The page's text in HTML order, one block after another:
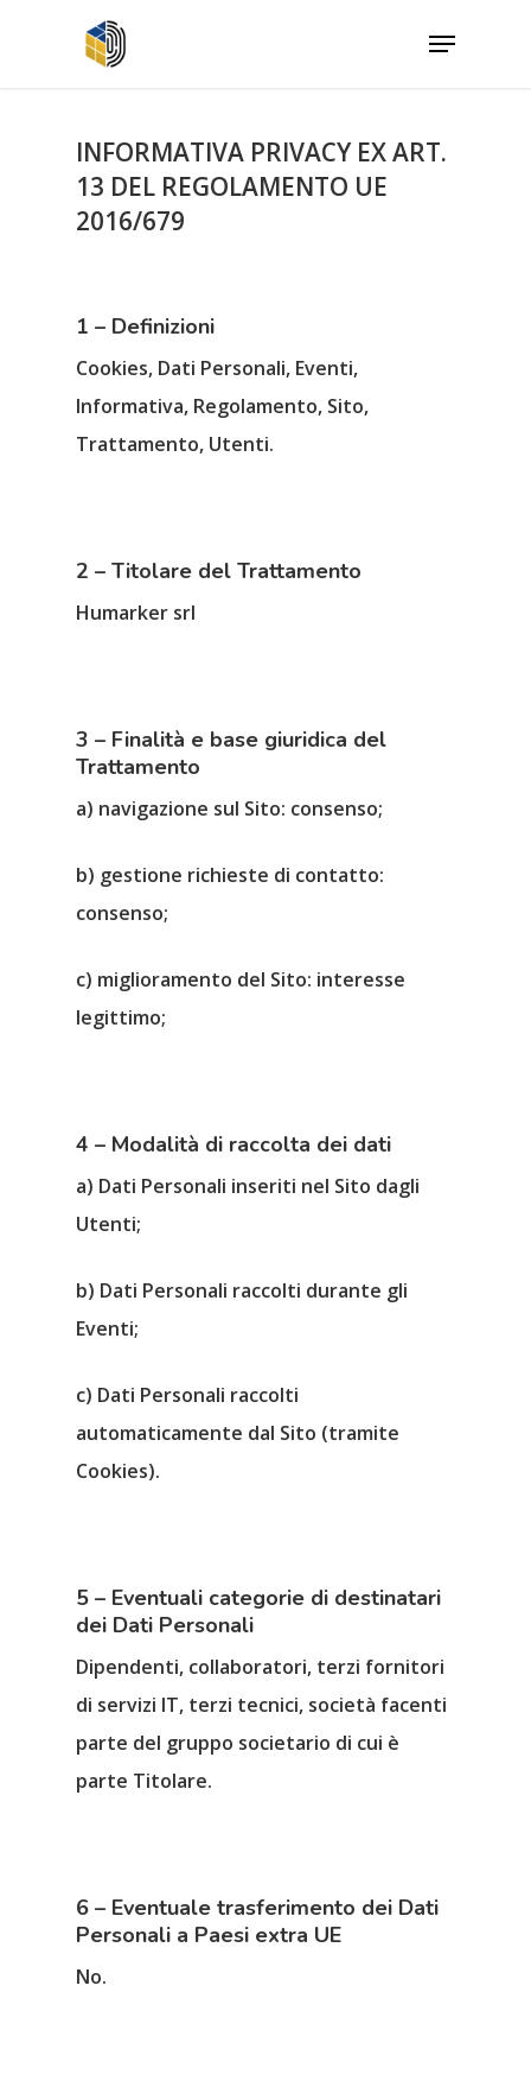
INFORMATIVA PRIVACY EX ART.
13 DEL REGOLAMENTO UE
2016/679
1 – Definizioni
Cookies, Dati Personali, Eventi,
Informativa, Regolamento, Sito,
Trattamento, Utenti.
2 – Titolare del Trattamento
Humarker srl
3 – Finalità e base giuridica del
Trattamento
a) navigazione sul Sito: consenso;
b) gestione richieste di contatto:
consenso;
c) miglioramento del Sito: interesse
legittimo;
4 – Modalità di raccolta dei dati
a) Dati Personali inseriti nel Sito dagli
Utenti;
b) Dati Personali raccolti durante gli
Eventi;
c) Dati Personali raccolti
automaticamente dal Sito (tramite
Cookies).
5 – Eventuali categorie di destinatari
dei Dati Personali
Dipendenti, collaboratori, terzi fornitori
di servizi IT, terzi tecnici, società facenti
parte del gruppo societario di cui è
parte Titolare.
6 – Eventuale trasferimento dei Dati
Personali a Paesi extra UE
No.